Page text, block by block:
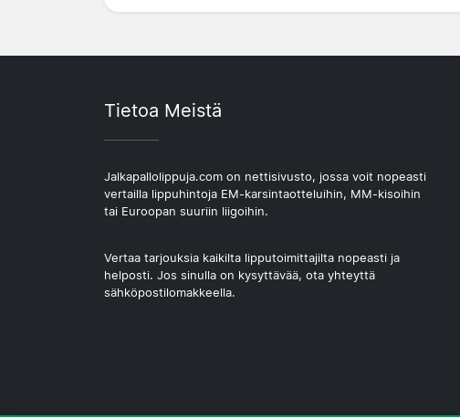
Tietoa Meistä
Jalkapallolippuja.com on nettisivusto, jossa voit nopeasti
vertailla lippuhintoja EM-karsintaotteluihin, MM-kisoihin
tai Euroopan suuriin liigoihin.
Vertaa tarjouksia kaikilta lipputoimittajilta nopeasti ja
helposti. Jos sinulla on kysyttävää, ota yhteyttä
sähköpostilomakkeella.